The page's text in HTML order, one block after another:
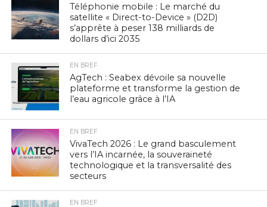
Téléphonie mobile : Le marché du
satellite « Direct-to-Device » (D2D)
s’apprête à peser 138 milliards de
dollars d’ici 2035
EN BREF
AgTech : Seabex dévoile sa nouvelle
plateforme et transforme la gestion de
l’eau agricole grâce à l’IA
EN BREF
VivaTech 2026 : Le grand basculement
vers l’IA incarnée, la souveraineté
technologique et la transversalité des
secteurs
EN BREF